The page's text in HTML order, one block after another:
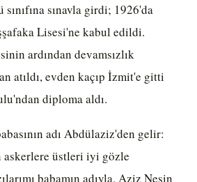
sınavla girdi; 1926'da
Lisesi'ne kabul edildi.
ardından devamsızlık
atıldı, evden kaçıp İzmit'e gitti
diploma aldı.
adı Abdülaziz'den gelir:
askerlere üstleri iyi gözle
babamın adıyla, Aziz Nesin